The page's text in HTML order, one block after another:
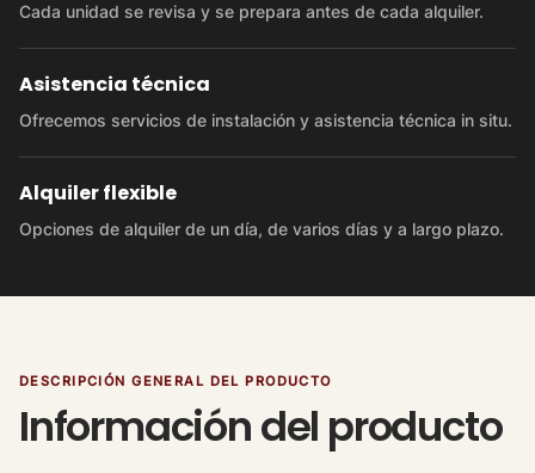
Cada unidad se revisa y se prepara antes de cada alquiler.
Asistencia técnica
Ofrecemos servicios de instalación y asistencia técnica in situ.
Alquiler flexible
Opciones de alquiler de un día, de varios días y a largo plazo.
DESCRIPCIÓN GENERAL DEL PRODUCTO
Información del producto